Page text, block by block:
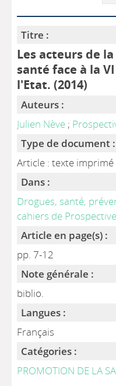
Titre :
Les acteurs de
santé face à la
l'Etat. (2014)
Auteurs :
Julien Nève ;
Type de document :
Article : texte imprimé
Dans :
Drogues, santé,
cahiers de
Article en page(s) :
pp. 7-12
Note générale :
biblio.
Langues :
Français
Catégories :
PROMOTION DE LA